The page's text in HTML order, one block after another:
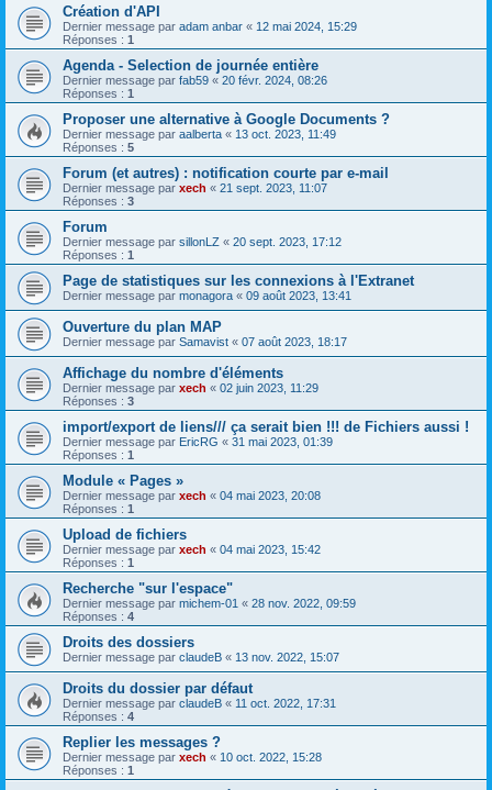
Création d'API
Dernier message par adam anbar « 12 mai 2024, 15:29
Réponses : 1
Agenda - Selection de journée entière
Dernier message par fab59 « 20 févr. 2024, 08:26
Réponses : 1
Proposer une alternative à Google Documents ?
Dernier message par aalberta « 13 oct. 2023, 11:49
Réponses : 5
Forum (et autres) : notification courte par e-mail
Dernier message par xech « 21 sept. 2023, 11:07
Réponses : 3
Forum
Dernier message par sillonLZ « 20 sept. 2023, 17:12
Réponses : 1
Page de statistiques sur les connexions à l'Extranet
Dernier message par monagora « 09 août 2023, 13:41
Ouverture du plan MAP
Dernier message par Samavist « 07 août 2023, 18:17
Affichage du nombre d'éléments
Dernier message par xech « 02 juin 2023, 11:29
Réponses : 3
import/export de liens/// ça serait bien !!! de Fichiers aussi !
Dernier message par EricRG « 31 mai 2023, 01:39
Réponses : 1
Module « Pages »
Dernier message par xech « 04 mai 2023, 20:08
Réponses : 1
Upload de fichiers
Dernier message par xech « 04 mai 2023, 15:42
Réponses : 1
Recherche "sur l'espace"
Dernier message par michem-01 « 28 nov. 2022, 09:59
Réponses : 4
Droits des dossiers
Dernier message par claudeB « 13 nov. 2022, 15:07
Droits du dossier par défaut
Dernier message par claudeB « 11 oct. 2022, 17:31
Réponses : 4
Replier les messages ?
Dernier message par xech « 10 oct. 2022, 15:28
Réponses : 1